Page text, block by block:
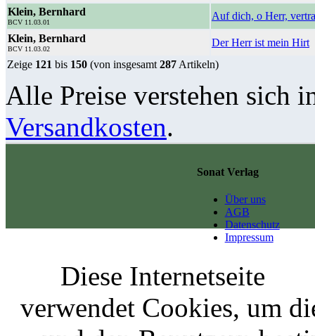
Klein, Bernhard
BCV 11.03.01
Auf dich, o Herr,
Klein, Bernhard
BCV 11.03.02
Der Herr ist mein Hirt
Zeige 121 bis 150 (von insgesamt 287 Artikeln)
Alle Preise verstehen sich
Versandkosten.
Sonat Verlag
Über uns
AGB
Datenschutz
Impressum
Diese Internetseite
verwendet Cookies, um